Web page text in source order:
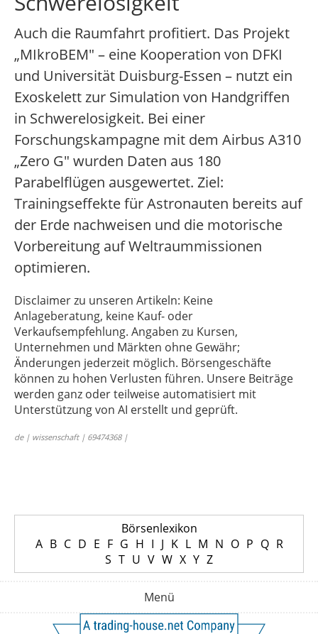
Auch die Raumfahrt profitiert. Das Projekt
„MIkroBEM" – eine Kooperation von DFKI
und Universität Duisburg-Essen – nutzt ein
Exoskelett zur Simulation von Handgriffen
in Schwerelosigkeit. Bei einer
Forschungskampagne mit dem Airbus A310
„Zero G" wurden Daten aus 180
Parabelflügen ausgewertet. Ziel:
Trainingseffekte für Astronauten bereits auf
der Erde nachweisen und die motorische
Vorbereitung auf Weltraummissionen
optimieren.
Disclaimer zu unseren Artikeln: Keine
Anlageberatung, keine Kauf- oder
Verkaufsempfehlung. Angaben zu Kursen,
Unternehmen und Märkten ohne Gewähr;
Änderungen jederzeit möglich. Börsengeschäfte
können zu hohen Verlusten führen. Unsere Beiträge
werden ganz oder teilweise automatisiert mit
Unterstützung von AI erstellt und geprüft.
de | wissenschaft | 69474368 |
Börsenlexikon
A B C D E F G H I J K L M N O P Q R
S T U V W X Y Z
Menü